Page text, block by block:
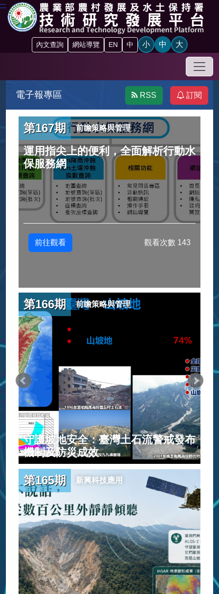
跳到主要內容區塊
內文查詢 網站導覽 EN 中 小 中 大
手機
:::
電子報專區 RSS 訂閱
:::
第167期 前瞻策略與管理
運用指尖上的便利，全面解析行動水
保服務網
前往觀看 觀看次數 143
第166期 前瞻策略與管理
守護坡地安全：臺灣土石流警戒發布
機制及防災成效
第165期 新興科技應用